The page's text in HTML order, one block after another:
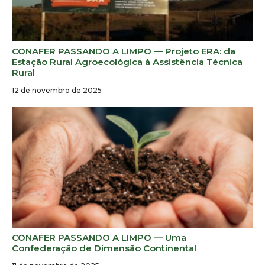
CONAFER PASSANDO A LIMPO — Projeto ERA: da
Estação Rural Agroecológica à Assistência Técnica
Rural
12 de novembro de 2025
CONAFER PASSANDO A LIMPO — Uma
Confederação de Dimensão Continental